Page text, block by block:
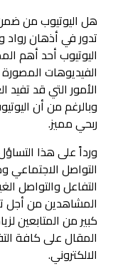
هل اليوتيوب من ضمن
تدور في أذهان رواد
اليوتيوب أحد أهم
الفيديوهات
الأمور التي قد تفيد
وبالرغم من أن
ربحي مميز.
ورداً على هذا
التواصل
التفاعل والتواصل
المشاهدين من أجل
كبير من المتابعين
المقال على كافة
الالكتروني.